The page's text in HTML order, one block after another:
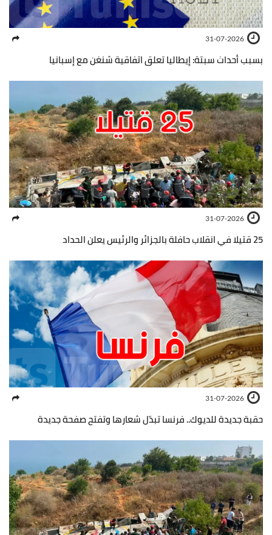
31-07-2026
بسبب أحداث سبتة: إيطاليا تعلق اتفاقية شنغن مع إسبانيا
31-07-2026
25 قتيلا في انقلاب حافلة بالجزائر والرئيس يعلن الحداد
31-07-2026
حقبة جديدة للديوك.. فرنسا تبدّل شعارها وتفتح صفحة جديدة